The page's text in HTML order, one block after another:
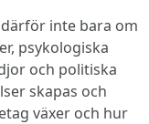
inte bara om
psykologiska
och politiska
skapas och
växer och hur